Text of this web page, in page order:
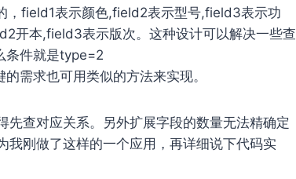
，field1表示颜色,field2表示型号,field3表示功
开本,field3表示版次。这种设计可以解决一些查
条件就是type=2
需求也可用类似的方法来实现。
查对应关系。另外扩展字段的数量无法精确定
我刚做了这样的一个应用，再详细说下代码实